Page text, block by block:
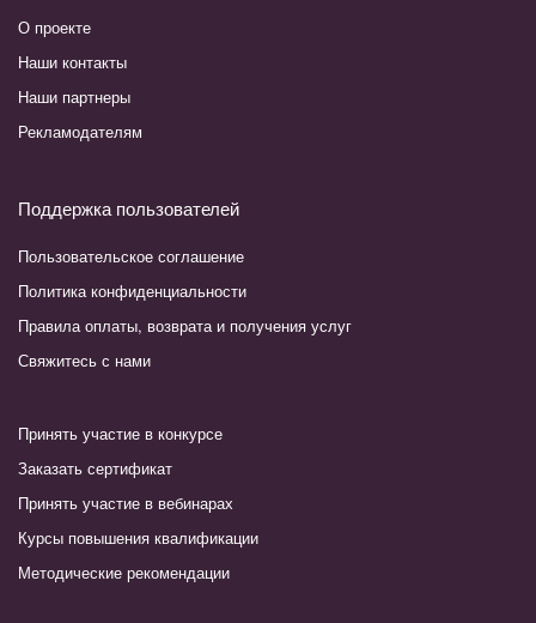
О проекте
Наши контакты
Наши партнеры
Рекламодателям
Поддержка пользователей
Пользовательское соглашение
Политика конфиденциальности
Правила оплаты, возврата и получения услуг
Свяжитесь с нами
Принять участие в конкурсе
Заказать сертификат
Принять участие в вебинарах
Курсы повышения квалификации
Методические рекомендации